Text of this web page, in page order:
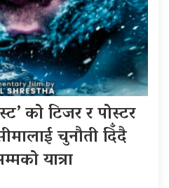
को टिजर र पोस्टर
चुनौती दिँदै
यात्रा